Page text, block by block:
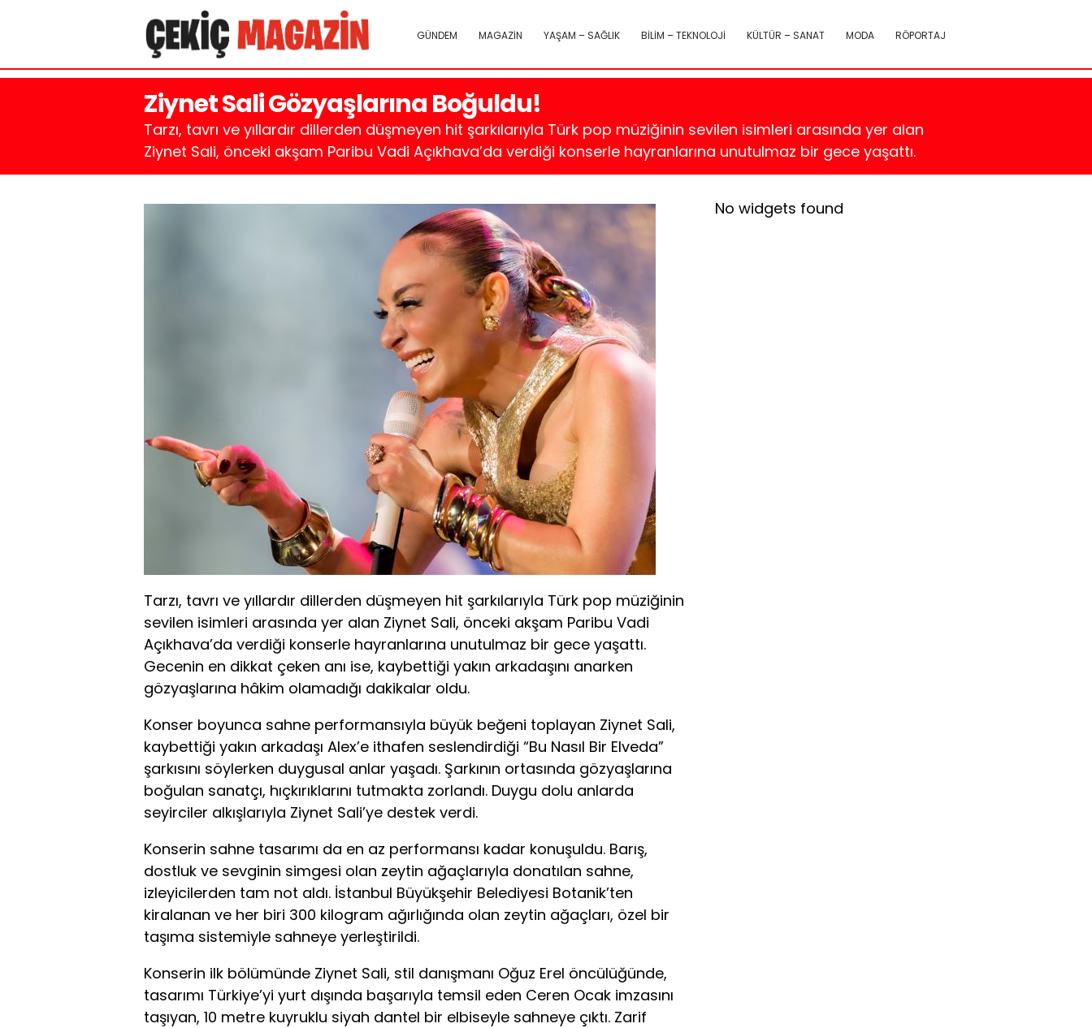
GÜNDEM MAGAZİN YAŞAM – SAĞLIK BİLİM – TEKNOLOJİ KÜLTÜR – SANAT MODA RÖPORTAJ
Ziynet Sali Gözyaşlarına Boğuldu!
Tarzı, tavrı ve yıllardır dillerden düşmeyen hit şarkılarıyla Türk pop müziğinin sevilen isimleri arasında yer alan
Ziynet Sali, önceki akşam Paribu Vadi Açıkhava’da verdiği konserle hayranlarına unutulmaz bir gece yaşattı.
Tarzı, tavrı ve yıllardır dillerden düşmeyen hit şarkılarıyla Türk pop müziğinin
sevilen isimleri arasında yer alan Ziynet Sali, önceki akşam Paribu Vadi
Açıkhava’da verdiği konserle hayranlarına unutulmaz bir gece yaşattı.
Gecenin en dikkat çeken anı ise, kaybettiği yakın arkadaşını anarken
gözyaşlarına hâkim olamadığı dakikalar oldu.
Konser boyunca sahne performansıyla büyük beğeni toplayan Ziynet Sali,
kaybettiği yakın arkadaşı Alex’e ithafen seslendirdiği “Bu Nasıl Bir Elveda”
şarkısını söylerken duygusal anlar yaşadı. Şarkının ortasında gözyaşlarına
boğulan sanatçı, hıçkırıklarını tutmakta zorlandı. Duygu dolu anlarda
seyirciler alkışlarıyla Ziynet Sali’ye destek verdi.
Konserin sahne tasarımı da en az performansı kadar konuşuldu. Barış,
dostluk ve sevginin simgesi olan zeytin ağaçlarıyla donatılan sahne,
izleyicilerden tam not aldı. İstanbul Büyükşehir Belediyesi Botanik’ten
kiralanan ve her biri 300 kilogram ağırlığında olan zeytin ağaçları, özel bir
taşıma sistemiyle sahneye yerleştirildi.
Konserin ilk bölümünde Ziynet Sali, stil danışmanı Oğuz Erel öncülüğünde,
tasarımı Türkiye’yi yurt dışında başarıyla temsil eden Ceren Ocak imzasını
taşıyan, 10 metre kuyruklu siyah dantel bir elbiseyle sahneye çıktı. Zarif
No widgets found